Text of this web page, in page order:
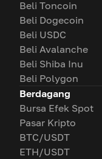
Beli Toncoin
Beli Dogecoin
Beli USDC
Beli Avalanche
Beli Shiba Inu
Beli Polygon
Berdagang
Bursa Efek Spot
Pasar Kripto
BTC/USDT
ETH/USDT